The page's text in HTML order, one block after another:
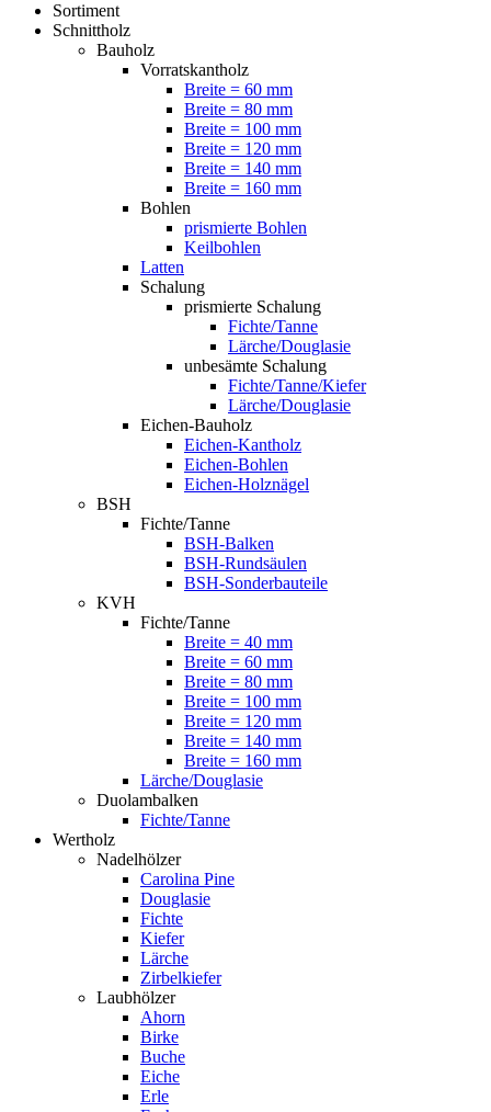
Sortiment
Schnittholz
Bauholz
Vorratskantholz
Breite = 60 mm
Breite = 80 mm
Breite = 100 mm
Breite = 120 mm
Breite = 140 mm
Breite = 160 mm
Bohlen
prismierte Bohlen
Keilbohlen
Latten
Schalung
prismierte Schalung
Fichte/Tanne
Lärche/Douglasie
unbesämte Schalung
Fichte/Tanne/Kiefer
Lärche/Douglasie
Eichen-Bauholz
Eichen-Kantholz
Eichen-Bohlen
Eichen-Holznägel
BSH
Fichte/Tanne
BSH-Balken
BSH-Rundsäulen
BSH-Sonderbauteile
KVH
Fichte/Tanne
Breite = 40 mm
Breite = 60 mm
Breite = 80 mm
Breite = 100 mm
Breite = 120 mm
Breite = 140 mm
Breite = 160 mm
Lärche/Douglasie
Duolambalken
Fichte/Tanne
Wertholz
Nadelhölzer
Carolina Pine
Douglasie
Fichte
Kiefer
Lärche
Zirbelkiefer
Laubhölzer
Ahorn
Birke
Buche
Eiche
Erle